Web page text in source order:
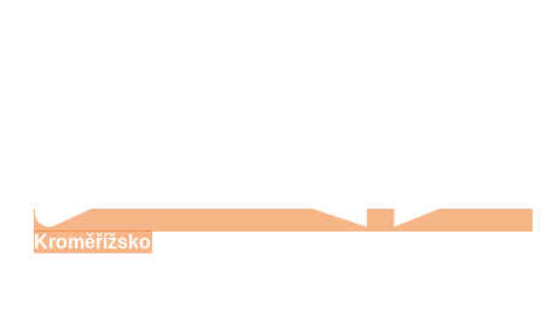
Kroměřížsko